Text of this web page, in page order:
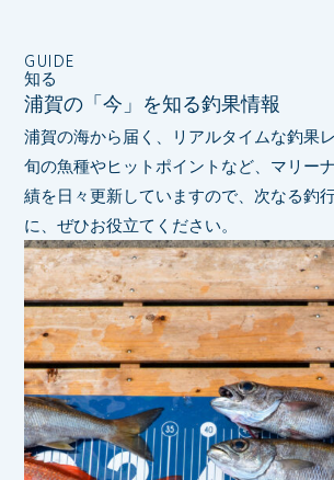
GUIDE
知る
浦賀の「今」を知る釣果情報
浦賀の海から届く、リアルタイムな釣果
旬の魚種やヒットポイントなど、マリー
績を日々更新していますので、 次なる釣
に、ぜひお役立てください。